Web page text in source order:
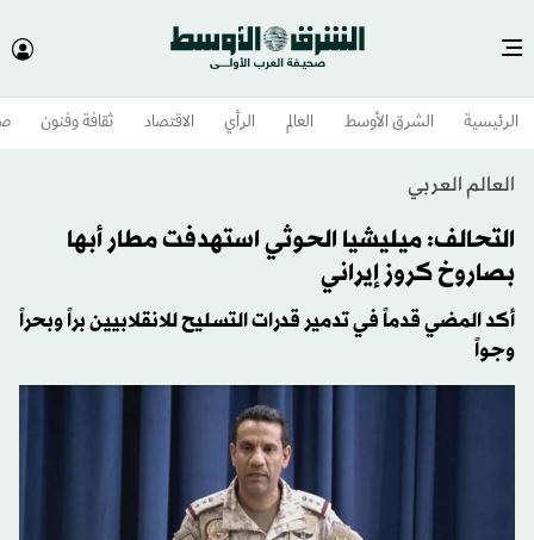
الرئيسية الشرق الأوسط​ العالم الرأي الاقتصاد ثقافة وفنون
العالم العربي
التحالف: ميليشيا الحوثي استهدفت مطار أبها
بصاروخ كروز إيراني
أكد المضي قدماً في تدمير قدرات التسليح للانقلابيين براً وبحراً
وجواً